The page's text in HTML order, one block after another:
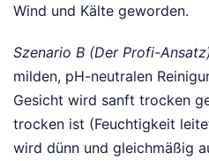
Wind und Kälte geworden.
Szenario B (Der Profi-
milden, pH-neutralen
Gesicht wird sanft trocken
trocken ist (Feuchtigkeit
wird dünn und gleichmäßig